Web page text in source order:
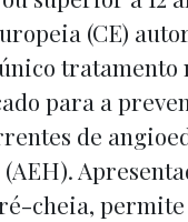
(CE)
tratamento
para a
de
cheia, permite